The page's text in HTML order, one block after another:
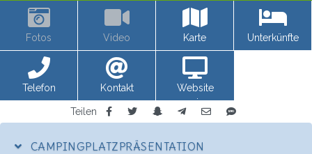
Fotos Video Karte Unterkünfte
Telefon Kontakt
Website
anzeigen
Teilen
CAMPINGPLATZPRÄSENTATION